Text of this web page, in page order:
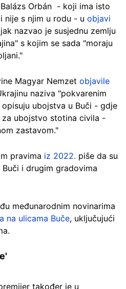
Orbán - koji ima isto
nije s njim u rodu - u objavi
nazvao je susjednu zemlju
s kojim se sada "moraju
Magyar Nemzet objavile
naziva "pokvarenim
ubojstva u Buči - gdje
za ubojstvo stotina civila -
zastavom."
pravima iz 2022. piše da su
i drugim gradovima
međunarodnim novinarima
na ulicama Buče, uključujući
također je u